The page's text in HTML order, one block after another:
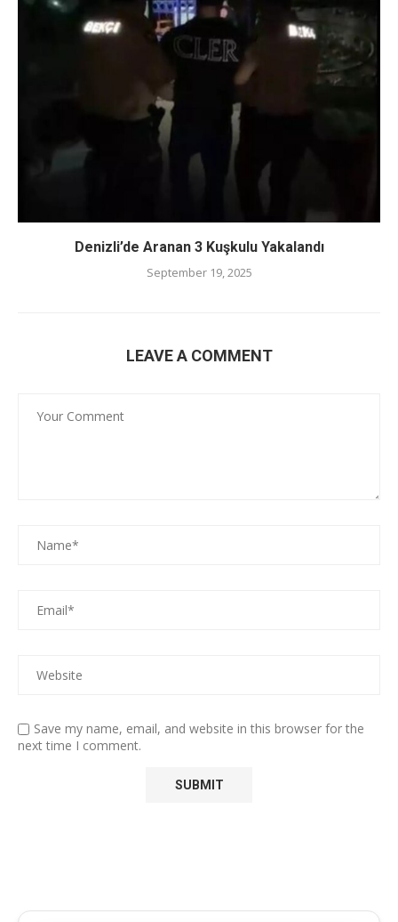
Denizli’de Aranan 3 Kuşkulu Yakalandı
September 19, 2025
LEAVE A COMMENT
Save my name, email, and website in this browser for the
next time I comment.